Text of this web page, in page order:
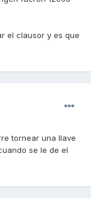
el clausor y es que
tornear una llave
se le de el